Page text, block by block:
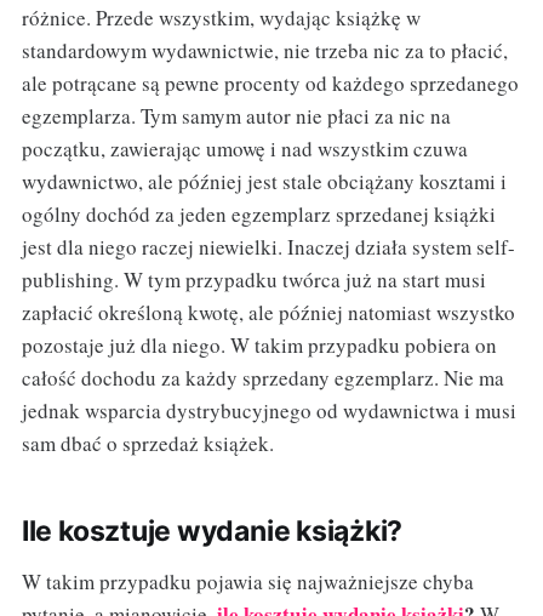
różnice. Przede wszystkim, wydając książkę w
standardowym wydawnictwie, nie trzeba nic za to płacić,
ale potrącane są pewne procenty od każdego sprzedanego
egzemplarza. Tym samym autor nie płaci za nic na
początku, zawierając umowę i nad wszystkim czuwa
wydawnictwo, ale później jest stale obciążany kosztami i
ogólny dochód za jeden egzemplarz sprzedanej książki
jest dla niego raczej niewielki. Inaczej działa system self-
publishing. W tym przypadku twórca już na start musi
zapłacić określoną kwotę, ale później natomiast wszystko
pozostaje już dla niego. W takim przypadku pobiera on
całość dochodu za każdy sprzedany egzemplarz. Nie ma
jednak wsparcia dystrybucyjnego od wydawnictwa i musi
sam dbać o sprzedaż książek.
Ile kosztuje wydanie książki?
W takim przypadku pojawia się najważniejsze chyba